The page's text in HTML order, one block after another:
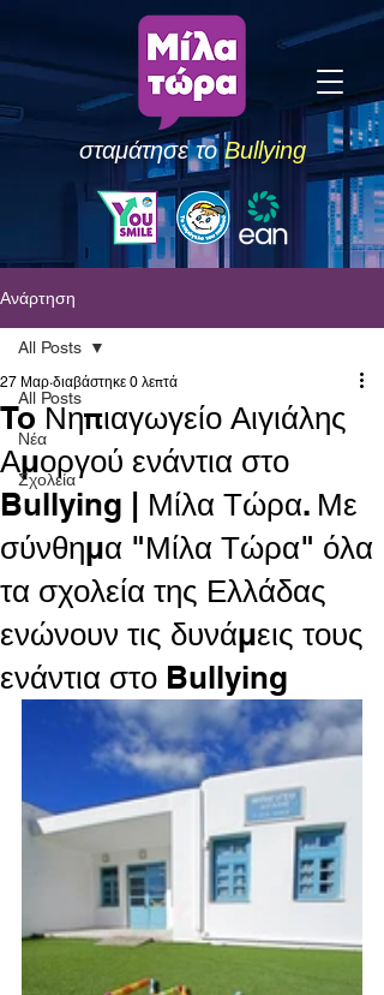
σταμάτησε τοBullying
Ανάρτηση
All Posts
Νέα
Σχολεία
All Posts
To Νηπιαγωγείο Αιγιάλης
Αμοργού ενάντια στο
Bullying | Μίλα Τώρα. Με
σύνθημα "Μίλα Τώρα" όλα
τα σχολεία της Ελλάδας
ενώνουν τις δυνάμεις τους
ενάντια στο Bullying
27 Μαρ διαβάστηκε 0 λεπτά